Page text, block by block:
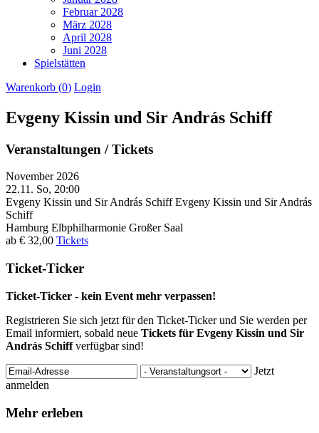
Februar 2028
März 2028
April 2028
Juni 2028
Spielstätten
Warenkorb (0) Login
Evgeny Kissin und Sir András Schiff
Veranstaltungen / Tickets
November 2026
22.11. So, 20:00
Evgeny Kissin und Sir András Schiff Evgeny Kissin und Sir András
Schiff
Hamburg Elbphilharmonie Großer Saal
ab € 32,00 Tickets
Ticket-Ticker
Ticket-Ticker - kein Event mehr verpassen!
Registrieren Sie sich jetzt für den Ticket-Ticker und Sie werden per
Email informiert, sobald neue Tickets für Evgeny Kissin und Sir
András Schiffverfügbar sind!
Jetzt
anmelden
Mehr erleben